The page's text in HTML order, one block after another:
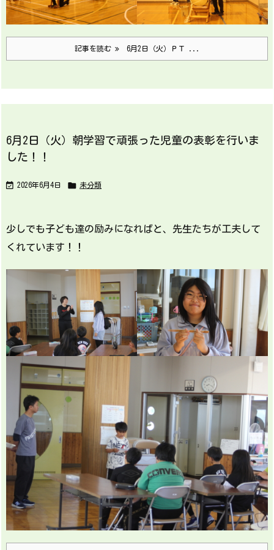
記事を読む 6月2日（火）ＰＴ ...
6月2日（火）朝学習で頑張った児童の表彰を行いま
した！！
 2026年6月4日  未分類
少しでも子ども達の励みになればと、先生たちが工夫して
くれています！！